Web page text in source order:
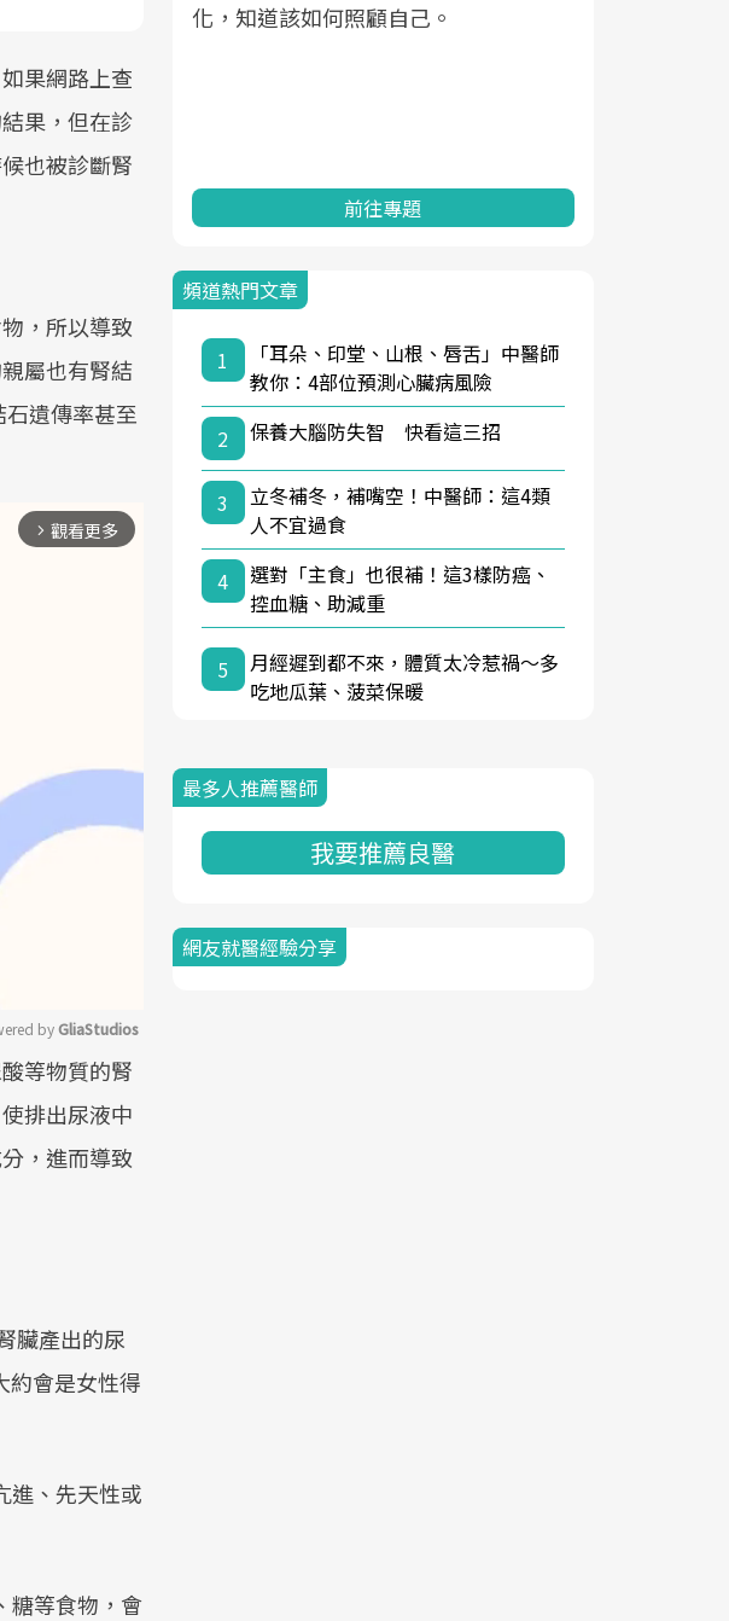
果網路上查
果，但在診
也被診斷腎
，所以導致
屬也有腎結
遺傳率甚至
arrow_forward_ios 觀看更多
Mute
by GliaStudios
等物質的腎
排出尿液中
，進而導致
臟產出的尿
約會是女性得
進、先天性或
糖等食物，會
檢不只是醫
解自身健康
要起點。
化，知道該如何照顧自己。
前往專題
頻道熱門文章
1
「耳朵、印堂、山根、唇舌」中醫師
教你：4部位預測心臟病風險
2
保養大腦防失智 快看這三招
3
立冬補冬，補嘴空！中醫師：這4類
人不宜過食
4
選對「主食」也很補！這3樣防癌、
控血糖、助減重
5
月經遲到都不來，體質太冷惹禍〜多
吃地瓜葉、菠菜保暖
最多人推薦醫師
我要推薦良醫
網友就醫經驗分享